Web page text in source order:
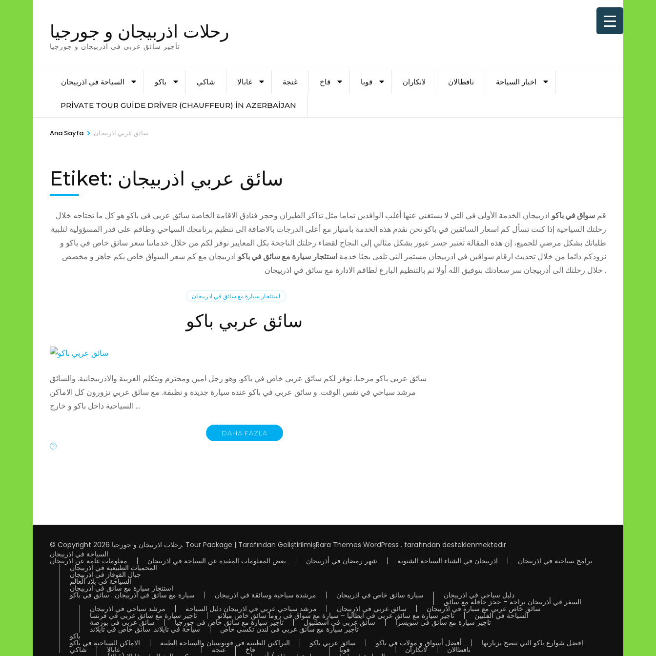
(Enter
tuşuna
رحلات اذربيجان و جورجيا
تأجير سائق عربي في اذربيجان و جورجيا
السياحة في اذربيجان باكو شاكي غابالا غنجة قاخ قوبا لانكاران نافطالان اخبار السياحة
PRIVATE TOUR GUIDE DRIVER (CHAUFFEUR) IN AZERBAIJAN
Ana Sayfa > سائق عربي اذربيجان
Etiket: سائق عربي اذربيجان
قم سواق في باكو اذربيجان الخدمة الأولى في التي لا يستغني عنها أغلب الوافدين تماما مثل تذاكر الطيران وحجز فنادق الاقامة الخاصة سائق عربي في باكو هو كل ما تحتاجه خلال
رحلتك السياحية إذا كنت تسأل كم اسعار السائقين في باكو نحن نقدم هذه الخدمة بامتياز مع أعلى الدرجات بالاضافة الى تنظيم برنامجك السياحي وطاقم على قدر المسؤولية لتلبية
طلباتك بشكل مرضي للجميع، إن هذه المقالة تعتبر جسر عبور يشكل مثالي إلى النجاح لقضاء رحلتك الناجحة بكل المعايير نوفر لكم من خلال خدماتنا سعر سائق خاص في باكو و
نزودكم دائما من خلال تحديث ارقام سواقين في اذربيجان مستمر التي تلقى بحثا خدمة استئجار سيارة مع سائق في باكو اذربيجان مع كم سعر السواق خاص بكم جاهز و مخصص
خلال رحلتك الى أذربيجان سر سعادتك بتوفيق الله أولا ثم بالتنظيم البارع لطاقم الادارة مع سائق في اذربيجان .
استئجار سيارة مع سائق في اذربيجان
سائق عربي باكو
سائق عربي باكو مرحبا. نوفر لكم سائق عربي خاص في باكو. وهو رجل امين ومحترم ويتكلم العربية والاذربيجانية. والسائق
مرشد سياحي في نفس الوقت. و سائق عربي في باكو عنده سيارة جديدة و نظيفة. مع سائق عربي تزورون كل الاماكن
السياحية داخل باكو و خارج …
DAHA FAZLA
© Copyright 2026 رحلات اذربيجان و جورجيا. Tour Package | Tarafından GeliştirilmişRara Themes WordPress . tarafından desteklenmektedir
السياحة في اذربيجان
معلومات عامة عن اذربيجان بعض المعلومات المفيدة عن السياحة في اذربيجان شهر رمضان في أذربيجان اذربيجان في الشتاء السياحة الشتوية برامج سياحية في اذربيجان
المحميات الطبيعية في اذربيجان
جبال القوقاز في اذربيجان
السياحة في بلاد العالم
استئجار سيارة مع سائق في اذربيجان
سيارة مع سائق في أذربيجان . سائق في باكو مرشدة سياحية وسائقة في اذربيجان سيارة سائق خاص في اذربيجان دليل سياحي في اذربيجان
السفر في أذربيجان براحة – حجز حافلة مع سائق
مرشد سياحي في اذربيجان مرشد سياحي عربي في اذربيجان دليل السياحة سائق عربي في اذربيجان سائق خاص عربي مع سيارة في اذربيجان
تاجير سيارة مع سائق عربي في فرنسا تاجير سيارة مع سائق عربي في ايطاليا – سيارة مع سواق في روما سائق خاص ميلانو السياحة في الفلبين
سائق عربي في بورصة تاجير سيارة مع سائق خاص في جورجيا سائق عربي في اسطنبول تاجير سيارة مع سائق في سويسرا
سياحة في تايلاند. سائق خاص في تايلاند تأجير سيارة مع سائق عربي في لندن تكسي خاص
باكو
الاماكن السياحية في باكو البراكين الطينية في قوبوستان والسياحة الطبية سائق عربي باكو أفضل أسواق و مولات في باكو افضل شوارع باكو التي تنصح بزيارتها
شاكي غابالا غنجة قاخ قوبا لانكاران نافطالان